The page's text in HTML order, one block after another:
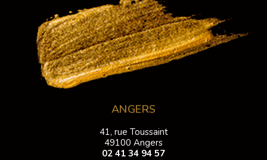
ANGERS
41, rue Toussaint
49100 Angers
02 41 34 94 57